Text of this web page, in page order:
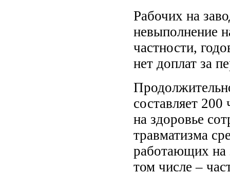
Рабочих на
невыполнение
частности,
нет доплат за
составляет 200
на здоровье
травматизма
работающих на
том числе –